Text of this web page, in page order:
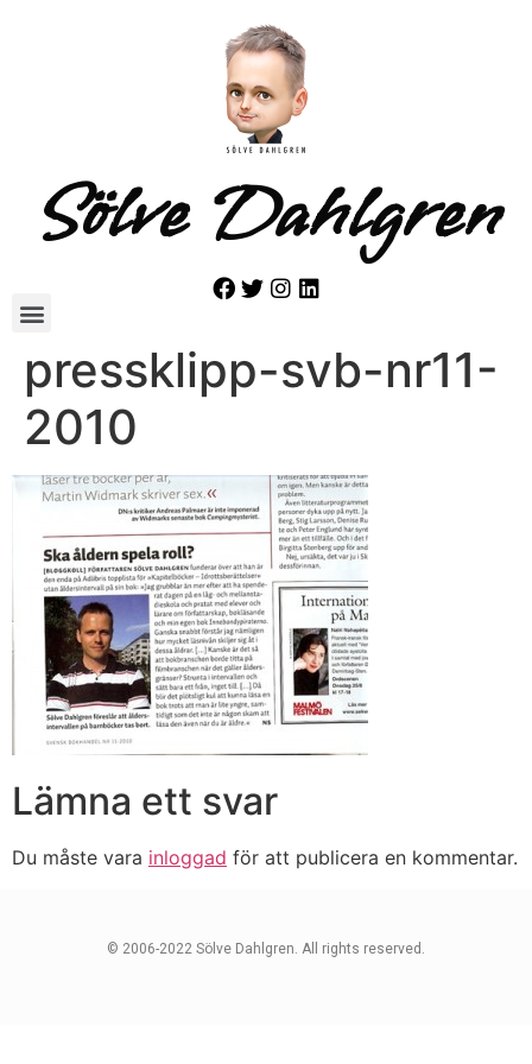
Sölve Dahlgren
pressklipp-svb-nr11-
2010
Lämna ett svar
Du måste vara inloggad för att publicera en kommentar.
© 2006-2022 Sölve Dahlgren. All rights reserved.